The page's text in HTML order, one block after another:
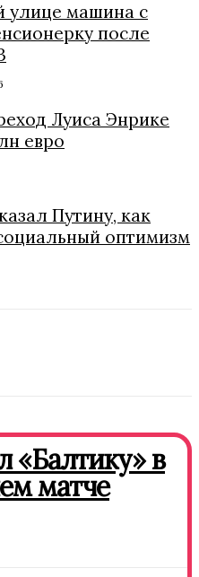
улице машина с
после
Луиса Энрике
евро
Путину, как
оптимизм
«Балтику» в
матче